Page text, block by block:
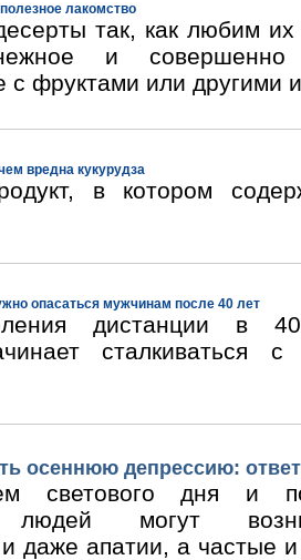
лакомство
так, как любим
нежное и
с фруктами или другими
вредна кукурудза
в котором
опасаться мужчинам после 40 лет
дистанции в
сталкиваться
осеннюю депрессию:
светового дня и
людей могут
и даже апатии, а частые